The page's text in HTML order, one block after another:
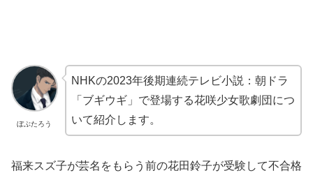
ぼぶたろう
NHKの2023年後期連続テレビ小説：朝ドラ
「ブギウギ」で登場する花咲少女歌劇団につ
いて紹介します。
福来スズ子が芸名をもらう前の花田鈴子が受験して不合格